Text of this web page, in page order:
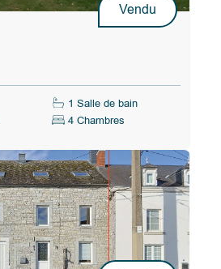
Vendu
1 Salle de bain
4 Chambres